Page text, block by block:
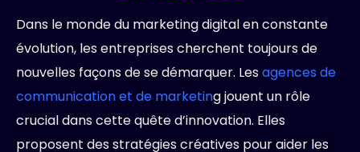
Dans le monde du marketing digital en constante
évolution, les entreprises cherchent toujours de
nouvelles façons de se démarquer. Lesagences de
communication et de marketing jouent un rôle
crucial dans cette quête d’innovation. Elles
proposent des stratégies créatives pour aider les